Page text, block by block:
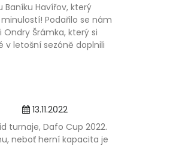
Havířov, který
Podařilo se nám
Šrámka, který si
v letošní sezóně doplnili
13.11.2022
turnaje, Dafo Cup 2022.
neboť herní kapacita je